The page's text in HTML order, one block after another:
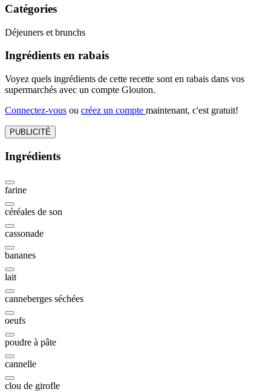
Catégories
Déjeuners et brunchs
Ingrédients en rabais
Voyez quels ingrédients de cette recette sont en rabais dans vos
supermarchés avec un compte Glouton.
Connectez-vous ou créez un compte maintenant, c'est gratuit!
PUBLICITÉ
Ingrédients
farine
céréales de son
cassonade
bananes
lait
canneberges séchées
oeufs
poudre à pâte
cannelle
clou de girofle